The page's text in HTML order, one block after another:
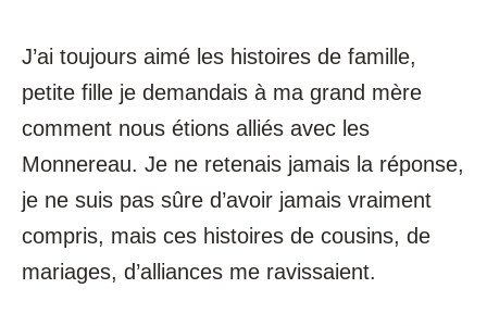
J’ai toujours aimé les histoires de famille,
petite fille je demandais à ma grand mère
comment nous étions alliés avec les
Monnereau. Je ne retenais jamais la réponse,
je ne suis pas sûre d’avoir jamais vraiment
compris, mais ces histoires de cousins, de
mariages, d’alliances me ravissaient.